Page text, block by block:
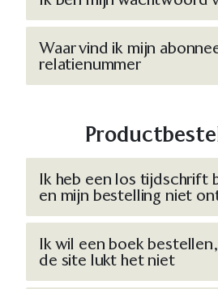
Waar vind ik mijn
relatienummer
Ik heb een los tijdschrift
en mijn bestelling niet
Ik wil een boek
de site lukt het niet